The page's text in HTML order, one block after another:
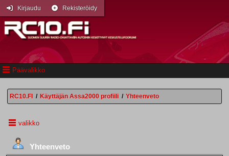
Päävalikko
Kirjaudu Rekisteröidy
RC10.FI / Käyttäjän Assa2000 profiili / Yhteenveto
valikko
Yhteenveto